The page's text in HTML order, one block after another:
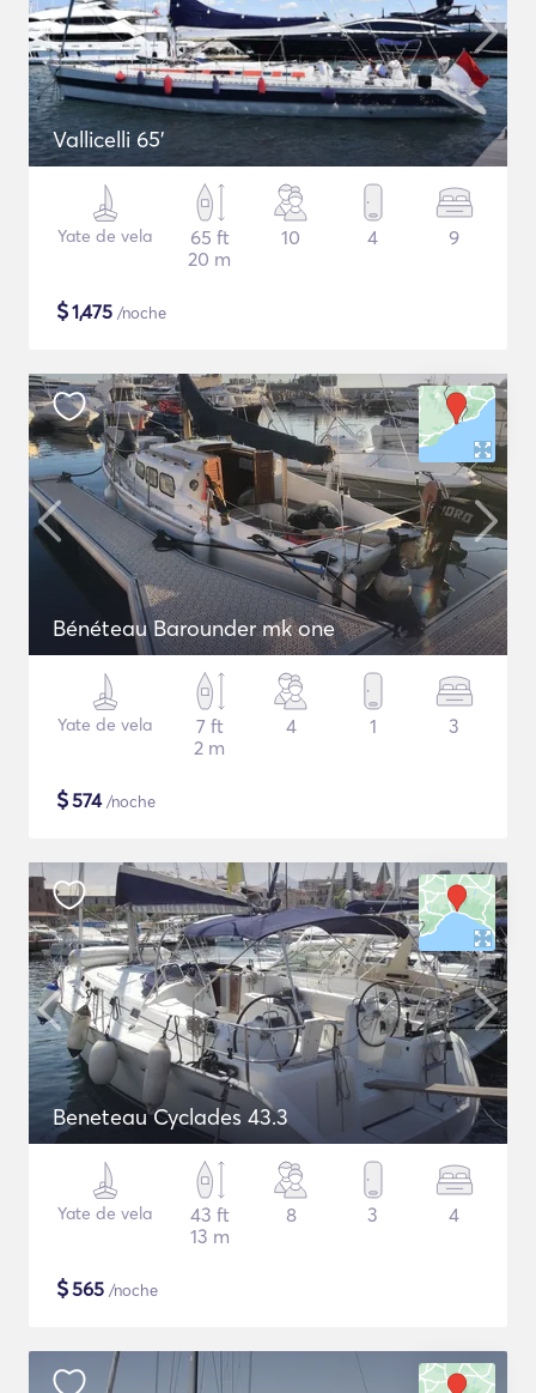
Vallicelli 65'
Yate de vela
65 ft
20 m
10 4 9
$1,475 /noche
Bénéteau Barounder mk one
Yate de vela
7 ft
2 m
4 1 3
$574/noche
Beneteau Cyclades 43.3
Yate de vela
43 ft
13 m
8 3 4
$565 /noche